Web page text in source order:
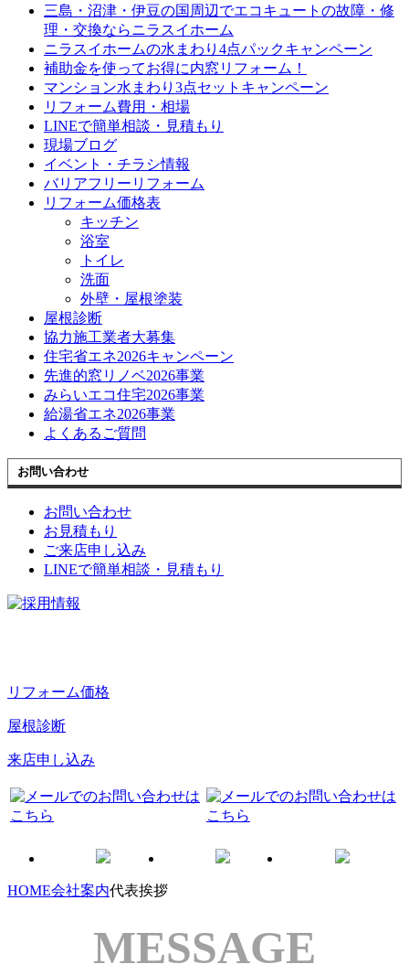
三島・沼津・伊豆の国周辺でエコキュートの故障・修
理・交換ならニラスイホーム
ニラスイホームの水まわり4点パックキャンペーン
補助金を使ってお得に内窓リフォーム！
マンション水まわり3点セットキャンペーン
リフォーム費用・相場
LINEで簡単相談・見積もり
現場ブログ
イベント・チラシ情報
バリアフリーリフォーム
リフォーム価格表
キッチン
浴室
トイレ
洗面
外壁・屋根塗装
屋根診断
協力施工業者大募集
住宅省エネ2026キャンペーン
先進的窓リノベ2026事業
みらいエコ住宅2026事業
給湯省エネ2026事業
よくあるご質問
お問い合わせ
お問い合わせ
お見積もり
ご来店申し込み
LINEで簡単相談・見積もり
リフォーム価格
屋根診断
来店申し込み
HOME会社案内代表挨拶
MESSAGE